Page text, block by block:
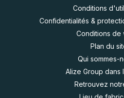
Conditions
Confidentialités &
Conditions de
Plan du
Qui sommes-
Alize Group dans
Retrouvez